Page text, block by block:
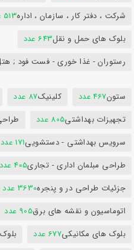
شرکت ، دفتر کار ، سازمان ، اداره513 عدد
بلوک های حمل و نقل643 عدد
رستوران - غذا خوری - فست فود ;
ستون467 عدد کلینیک87 عدد
تجهیزات بهداشتی805 عدد
سرویس بهداشتی - دستشویی171 عدد
طراحی مبلمان اداری - تجاری405 عدد
جزئیات طراحی در و پنجره3630 عدد
اتوماسیون و نقشه های برق905 عدد
بلوک های مکانیکی677 عدد